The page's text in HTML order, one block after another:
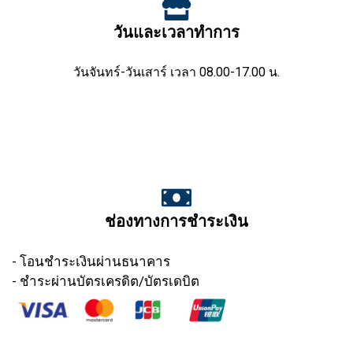
วันและเวลาทำการ
วันจันทร์-วันเสาร์ เวลา 08.00-17.00 น.
ช่องทางการชำระเงิน
- โอนชำระเงินผ่านธนาคาร
- ชำระผ่านบัตรเครดิต/บัตรเดบิต